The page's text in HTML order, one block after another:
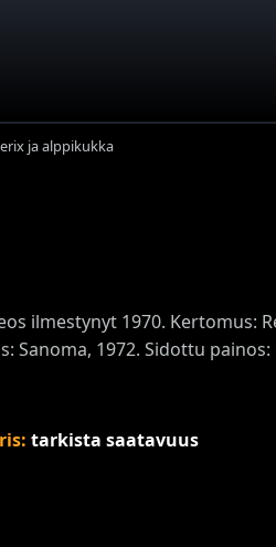
ja alppikukka
ilmestynyt 1970. Kertomus:
Sanoma, 1972. Sidottu
tarkista saatavuus